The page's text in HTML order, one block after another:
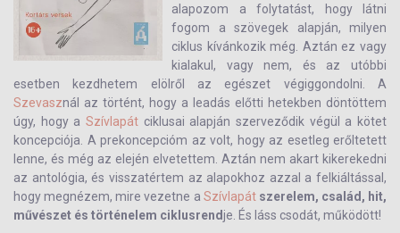
alapozom a folytatást, hogy látni
fogom a szövegek alapján, milyen
ciklus kívánkozik még. Aztán ez vagy
kialakul, vagy nem, és az utóbbi
esetben kezdhetem elölről az egészet végiggondolni. A
Szevasznál az történt, hogy a leadás előtti hetekben döntöttem
úgy, hogy a Szívlapát ciklusai alapján szerveződik végül a kötet
koncepciója. A prekoncepcióm az volt, hogy az esetleg erőltetett
lenne, és még az elején elvetettem. Aztán nem akart kikerekedni
az antológia, és visszatértem az alapokhoz azzal a felkiáltással,
hogy megnézem, mire vezetne a Szívlapátszerelem, család, hit,
művészet és történelem ciklusrendje. És láss csodát, működött!